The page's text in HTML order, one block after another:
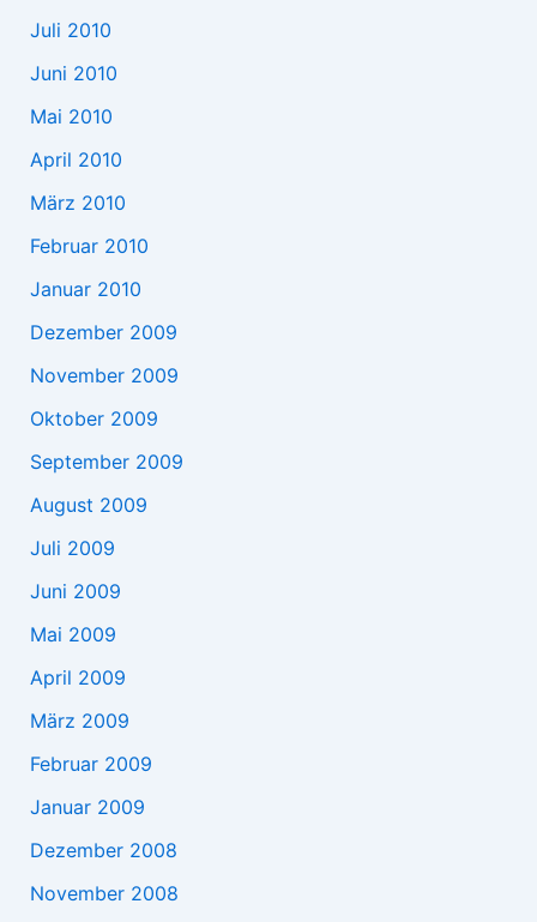
Juli 2010
Juni 2010
Mai 2010
April 2010
März 2010
Februar 2010
Januar 2010
Dezember 2009
November 2009
Oktober 2009
September 2009
August 2009
Juli 2009
Juni 2009
Mai 2009
April 2009
März 2009
Februar 2009
Januar 2009
Dezember 2008
November 2008